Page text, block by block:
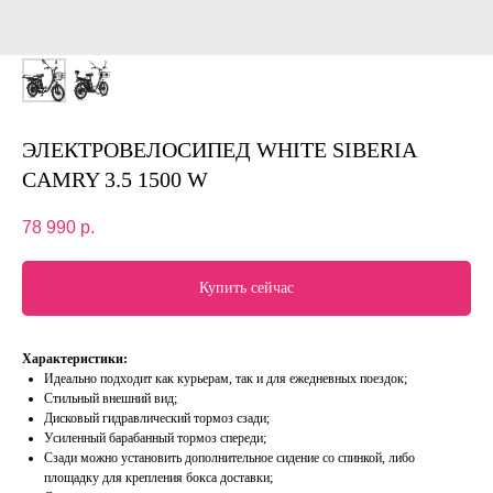
ЭЛЕКТРОВЕЛОСИПЕД WHITE SIBERIA
CAMRY 3.5 1500 W
78 990 р.
Купить сейчас
Характеристики:
Идеально подходит как курьерам, так и для ежедневных поездок;
Стильный внешний вид;
Дисковый гидравлический тормоз сзади;
Усиленный барабанный тормоз спереди;
Сзади можно установить дополнительное сидение со спинкой, либо
площадку для крепления бокса доставки;